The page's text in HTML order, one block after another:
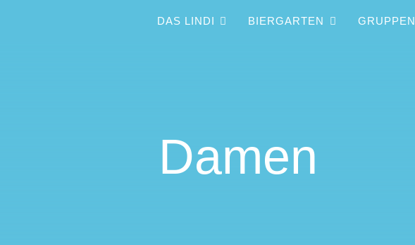
DAS LINDI BIERGARTEN GRUPPEN
Damen